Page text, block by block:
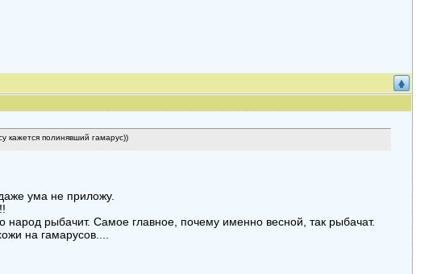
кажется полинявший гамарус))
ума не приложу.
народ рыбачит. Самое главное, почему именно весной, так рыбачат.
на гамарусов....